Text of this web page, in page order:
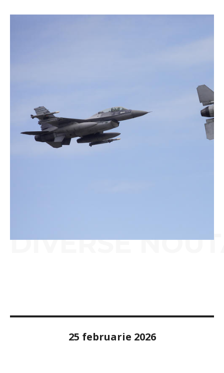
DIVERSE
25 februarie 2026